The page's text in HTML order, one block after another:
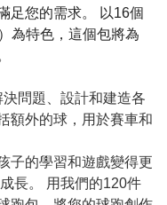
足您的需求。 以16個
為特色，這個包將為
問題、設計和建造各
額外的球，用於賽車和
子的學習和遊戲變得更
長。 用我們的120件